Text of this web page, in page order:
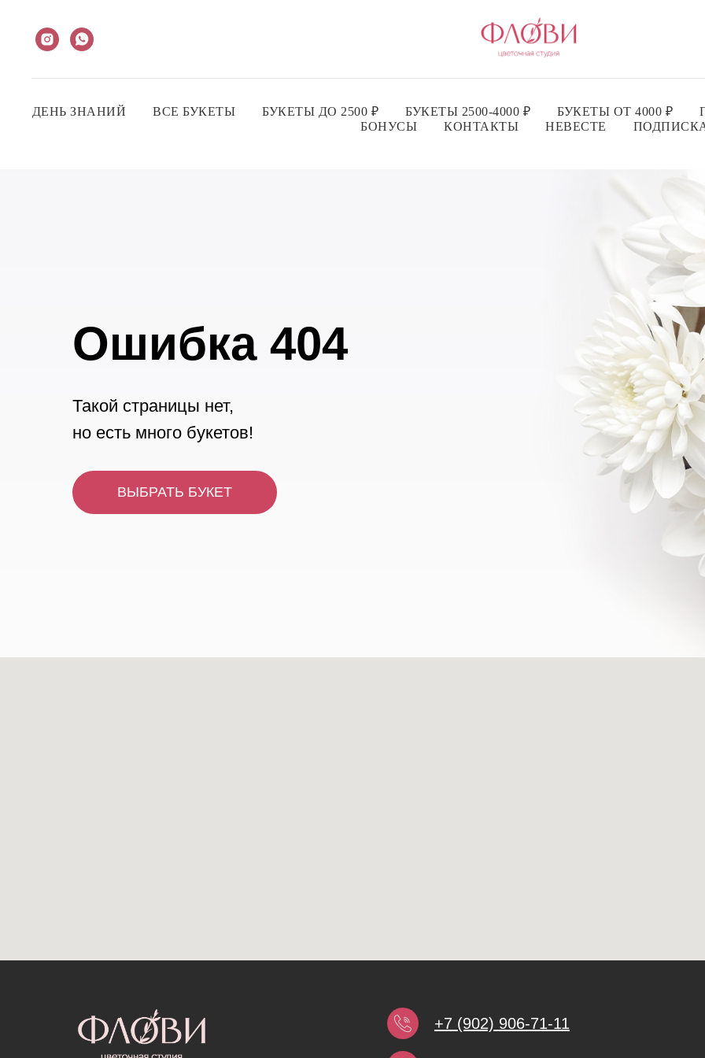
ДЕНЬ ЗНАНИЙ ВСЕ БУКЕТЫ БУКЕТЫ ДО 2500 ₽ БУКЕТЫ 2500-4000 ₽ БУКЕТЫ ОТ 4000 ₽
БОНУСЫ
КОНТАКТЫ НЕВЕСТЕ
Ошибка 404
Такой страницы нет,
но есть много букетов!
ВЫБРАТЬ БУКЕТ
+7 (902) 906-71-11